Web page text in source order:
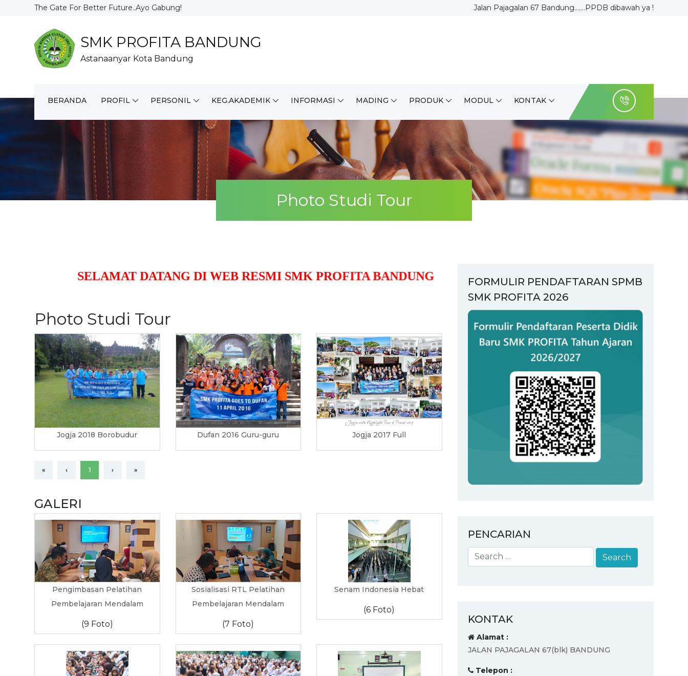
The Gate For Better Future..Ayo Gabung! Jalan Pajagalan 67 Bandung.......PPDB dibawah ya !
SMK PROFITA BANDUNG
Astanaanyar Kota Bandung
BERANDA PROFIL PERSONIL KEG.AKADEMIK INFORMASI MADING PRODUK MODUL KONTAK
Photo Studi Tour
SELAMAT DATANG DI WEB RESMI SMK PROFITA BANDUNG
Photo Studi Tour
Jogja 2018 Borobudur Dufan 2016 Guru-guru Jogja 2017 Full
« ‹ 1 › »
GALERI
Pengimbasan Pelatihan
Pembelajaran Mendalam
(9 Foto)
Sosialisasi RTL Pelatihan
Pembelajaran Mendalam
(7 Foto)
Senam Indonesia Hebat
(6 Foto)
FORMULIR PENDAFTARAN SPMB
SMK PROFITA 2026
PENCARIAN
KONTAK
Alamat :
JALAN PAJAGALAN 67(blk) BANDUNG
Telepon :